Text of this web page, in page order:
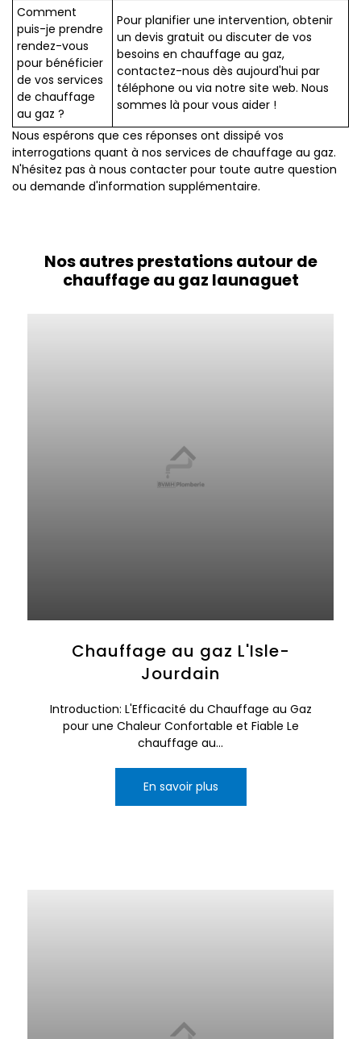
Comment
puis-je prendre
rendez-vous
pour bénéficier
de vos services
de chauffage
au gaz ?
Pour planifier une intervention, obtenir
un devis gratuit ou discuter de vos
besoins en chauffage au gaz,
contactez-nous dès aujourd'hui par
téléphone ou via notre site web. Nous
sommes là pour vous aider !
Nous espérons que ces réponses ont dissipé vos
interrogations quant à nos services de chauffage au gaz.
N'hésitez pas à nous contacter pour toute autre question
ou demande d'information supplémentaire.
Nos autres prestations autour de
chauffage au gaz launaguet
Chauffage au gaz L'Isle-
Jourdain
Introduction: L'Efficacité du Chauffage au Gaz
pour une Chaleur Confortable et Fiable Le
chauffage au...
En savoir plus